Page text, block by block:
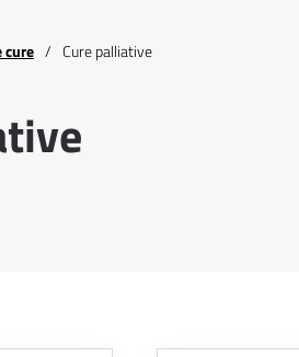
cure Cure palliative